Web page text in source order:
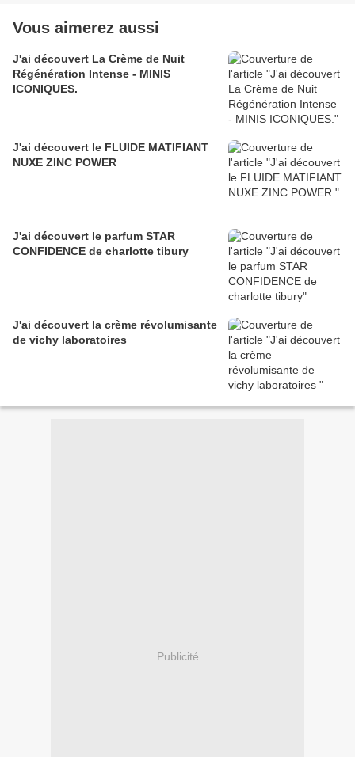
Vous aimerez aussi
J'ai découvert La Crème de Nuit
Régénération Intense - MINIS
ICONIQUES.
J'ai découvert le FLUIDE MATIFIANT
NUXE ZINC POWER
J'ai découvert le parfum STAR
CONFIDENCE de charlotte tibury
J'ai découvert la crème révolumisante
de vichy laboratoires
Publicité